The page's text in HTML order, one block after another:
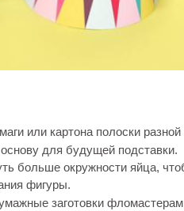
или картона полоски разной
для будущей подставки.
больше окружности яйца,
фигуры.
заготовки